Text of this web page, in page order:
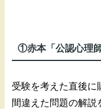
①赤本「公認心理
受験を考えた直後に
間違えた問題の解説